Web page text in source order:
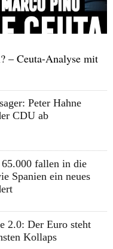
– Ceuta-Analyse mit
Peter Hahne
CDU ab
fallen in die
Spanien ein neues
2.0: Der Euro steht
Kollaps